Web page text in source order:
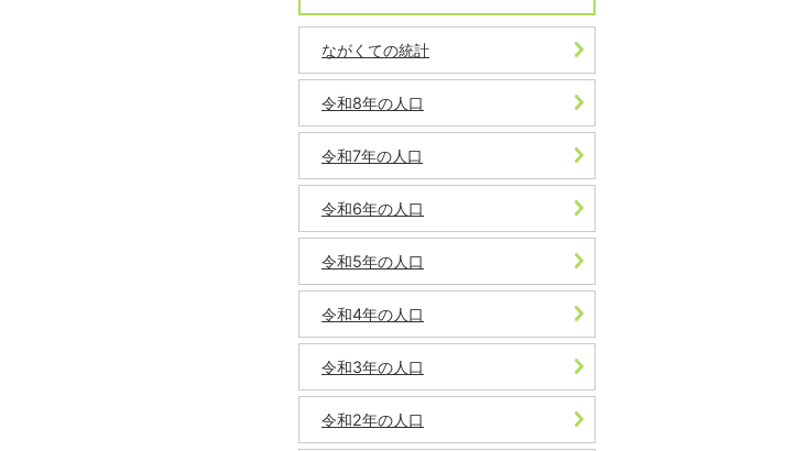
ながくての統計
令和8年の人口
令和7年の人口
令和6年の人口
令和5年の人口
令和4年の人口
令和3年の人口
令和2年の人口